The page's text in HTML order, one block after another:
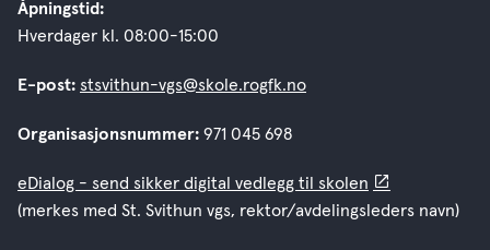
Åpningstid:
Hverdager kl. 08:00-15:00
E-post: stsvithun-vgs@skole.rogfk.no
Organisasjonsnummer: 971 045 698
eDialog - send sikker digital vedlegg til skolen
(merkes med St. Svithun vgs, rektor/avdelingsleders navn)